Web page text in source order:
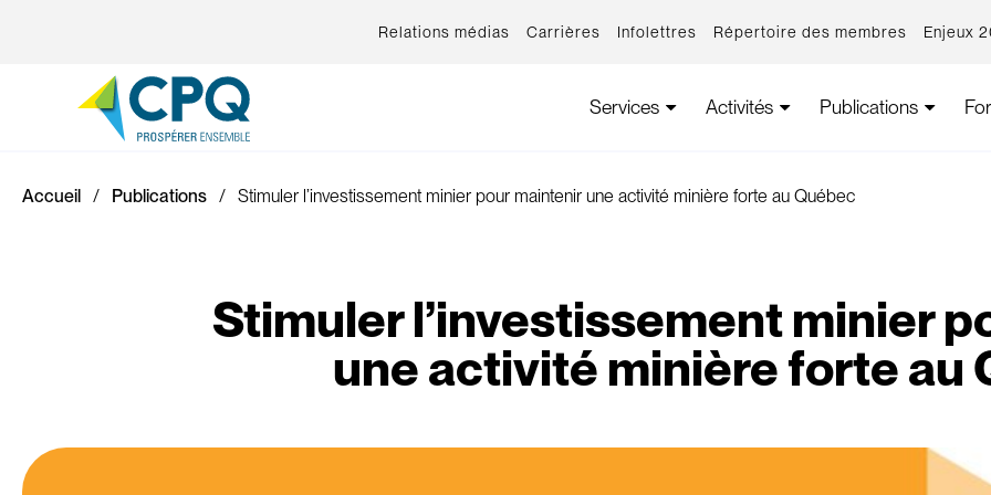
Relations médias Carrières Infolettres Répertoire des membres Enjeux
Services Activités Publications
Accueil Publications Stimuler l’investissement minier pour maintenir une activité minière forte au Québec
Stimuler l’investissement minier
une activité minière forte au